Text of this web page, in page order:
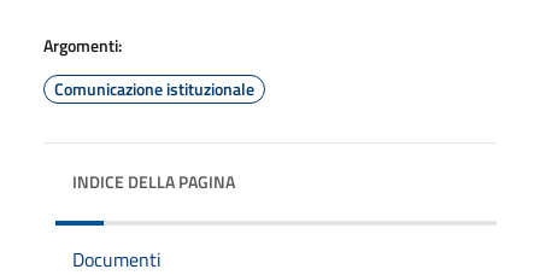
Argomenti:
Comunicazione istituzionale
INDICE DELLA PAGINA
Documenti